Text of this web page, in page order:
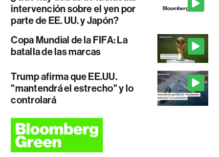
intervención sobre el yen por
parte de EE. UU. y Japón?
Copa Mundial de la FIFA: La
batalla de las marcas
Trump afirma que EE.UU.
"mantendrá el estrecho" y lo
controlará